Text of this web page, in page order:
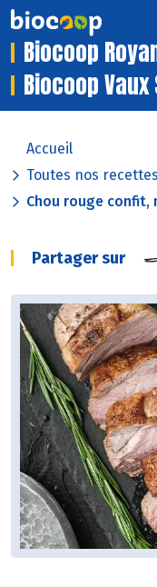
Biocoop
Biocoop
Accueil
Toutes nos recettes
Chou rouge confit,
Partager sur